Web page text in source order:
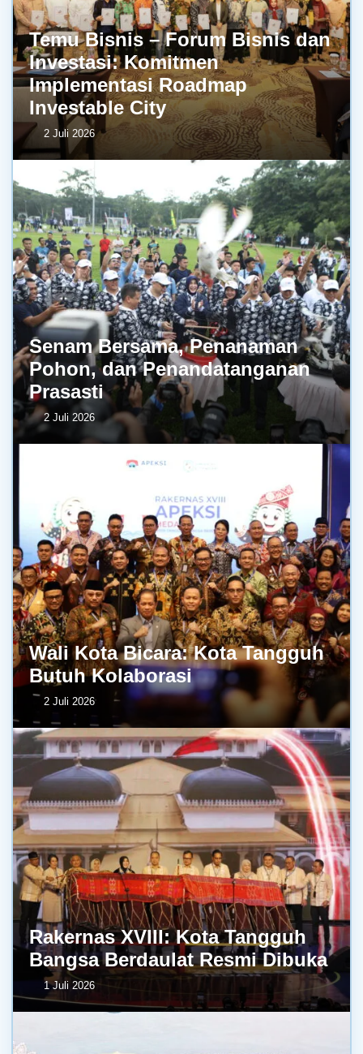
Temu Bisnis – Forum Bisnis dan
Investasi: Komitmen
Implementasi Roadmap
Investable City
2 Juli 2026
Senam Bersama, Penanaman
Pohon, dan Penandatanganan
Prasasti
2 Juli 2026
Wali Kota Bicara: Kota Tangguh
Butuh Kolaborasi
2 Juli 2026
Rakernas XVIII: Kota Tangguh
Bangsa Berdaulat Resmi Dibuka
1 Juli 2026